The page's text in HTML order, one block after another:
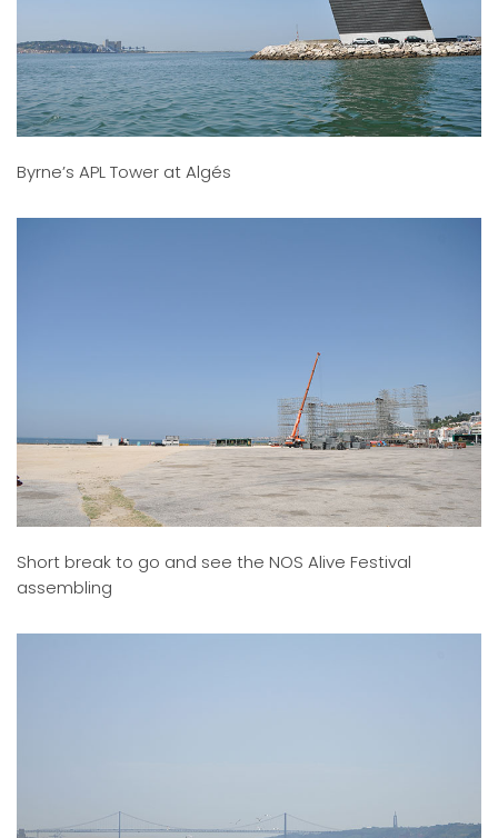
Byrne’s APL Tower at Algés
Short break to go and see the NOS Alive Festival
assembling